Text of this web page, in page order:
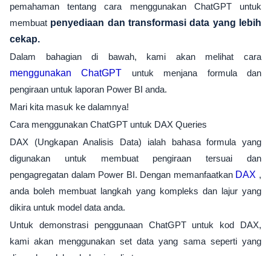
pemahaman tentang cara menggunakan ChatGPT untuk
membuat penyediaan dan transformasi data yang lebih
cekap.
Dalam bahagian di bawah, kami akan melihat cara
menggunakan ChatGPT untuk menjana formula dan
pengiraan untuk laporan Power BI anda.
Mari kita masuk ke dalamnya!
Cara menggunakan ChatGPT untuk DAX Queries
DAX (Ungkapan Analisis Data) ialah bahasa formula yang
digunakan untuk membuat pengiraan tersuai dan
pengagregatan dalam Power BI. Dengan memanfaatkan DAX ,
anda boleh membuat langkah yang kompleks dan lajur yang
dikira untuk model data anda.
Untuk demonstrasi penggunaan ChatGPT untuk kod DAX,
kami akan menggunakan set data yang sama seperti yang